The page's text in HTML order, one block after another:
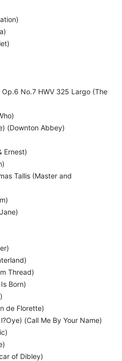
No.7 HWV 325 Largo (The
(Downton Abbey)
Ernest)
Tallis (Master and
Thread)
Born)
de Florette)
(Call Me By Your Name)
of Dibley)